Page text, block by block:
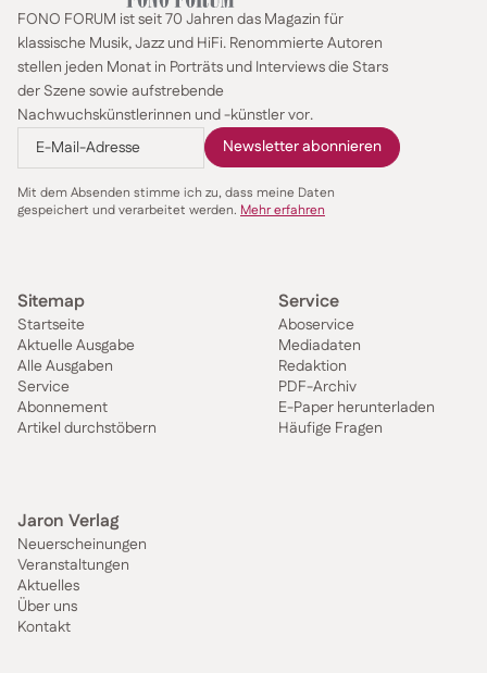
FONO FORUM ist seit 70 Jahren das Magazin für
klassische Musik, Jazz und HiFi. Renommierte Autoren
stellen jeden Monat in Porträts und Interviews die Stars
der Szene sowie aufstrebende
Nachwuchskünstlerinnen und -künstler vor.
Mit dem Absenden stimme ich zu, dass meine Daten
gespeichert und verarbeitet werden. Mehr erfahren
Sitemap
Startseite
Aktuelle Ausgabe
Alle Ausgaben
Service
Abonnement
Artikel durchstöbern
Service
Aboservice
Mediadaten
Redaktion
PDF-Archiv
E-Paper herunterladen
Häufige Fragen
Jaron Verlag
Neuerscheinungen
Veranstaltungen
Aktuelles
Über uns
Kontakt